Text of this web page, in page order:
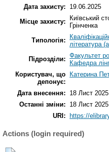
Дата захисту:
19.06.2025
Місце захисту:
Київський
Грінченка
Типологія:
література
Підрозділи: Факультет
Кафедра
Користувач, що
депонує:
Катерина
Дата внесення:
18 Лист
Останні зміни:
18 Лист
URI:
https://
Actions (login required)